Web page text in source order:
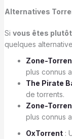
Alternatives
Si vous êtes
quelques
Zone-
plus connus
The Pirate
de torrents.
Zone-
plus connus
OxTorrent :